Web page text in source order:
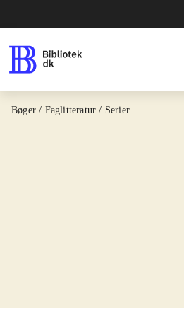
Bøger / Faglitteratur / Serier